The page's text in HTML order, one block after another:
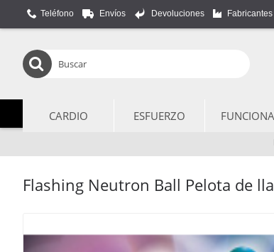
Teléfono Envíos Devoluciones Fabricantes
CARDIO ESFUERZO
Flashing Neutron Ball Pelota de